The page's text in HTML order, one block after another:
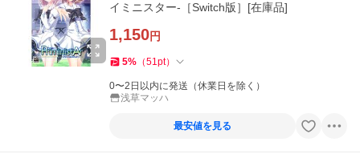
イミニスター-［Switch版］[在庫品]
1,150円
5% （51pt）
0〜2日以内に発送（休業日を除く）
浅草マッハ
最安値を見る